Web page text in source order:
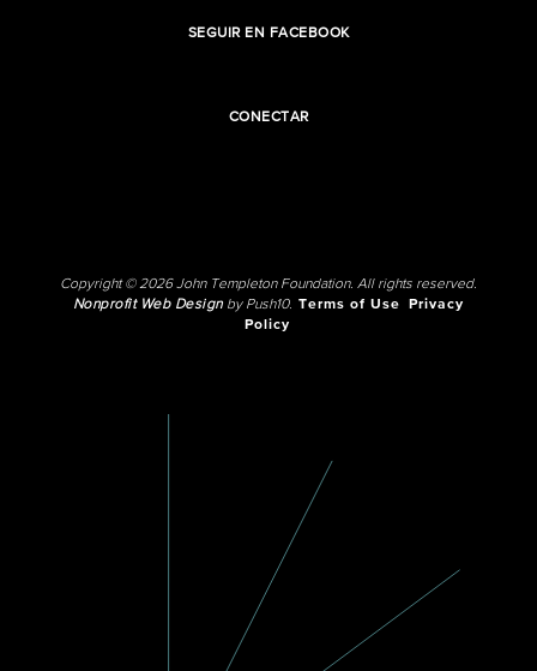
SEGUIR EN FACEBOOK
CONECTAR
Copyright © 2026 John Templeton Foundation. All rights reserved.
Nonprofit Web Designby Push10. Terms of Use
Privacy
Policy